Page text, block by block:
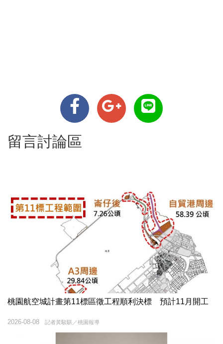
留言討論區
桃園航空城計畫第11標區徵工程順利決標 預計11月開工
記者黃駿騏／桃園報導
2026-08-08